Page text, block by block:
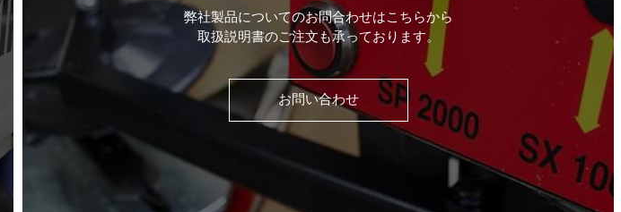
弊社製品についてのお問合わせはこちらから
取扱説明書のご注文も承っております。
お問い合わせ